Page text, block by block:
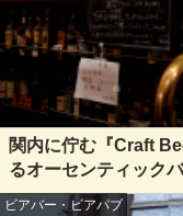
関内に佇む『Craft
るオーセンティック
ビアバー・ビアパブ